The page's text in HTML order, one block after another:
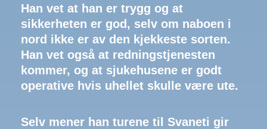
Han vet at han er trygg og at
sikkerheten er god, selv om naboen i
nord ikke er av den kjekkeste sorten.
Han vet også at redningstjenesten
kommer, og at sjukehusene er godt
operative hvis uhellet skulle være ute.
Selv mener han turene til Svaneti gir